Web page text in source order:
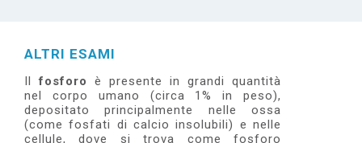
ALTRI ESAMI
Ilfosforo
è presente in grandi quantità
nel corpo umano (circa 1% in peso),
depositato principalmente nelle ossa
(come fosfati di calcio insolubili) e nelle
cellule, dove si trova come fosforo